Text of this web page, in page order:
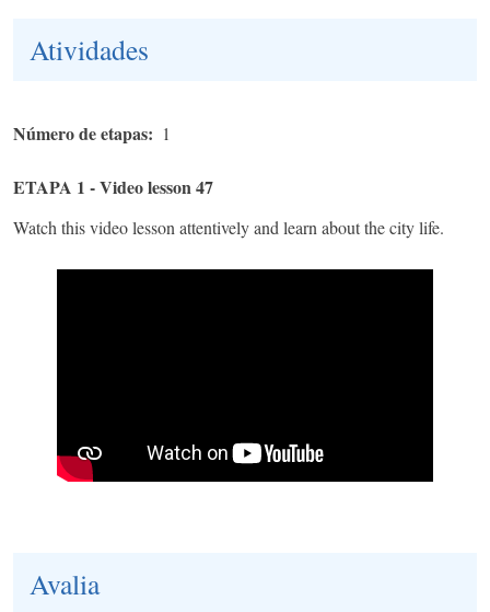
Atividades
Número de etapas 1
ETAPA 1 - Video lesson 47
Watch this video lesson attentively and learn about the city life.
Avalia